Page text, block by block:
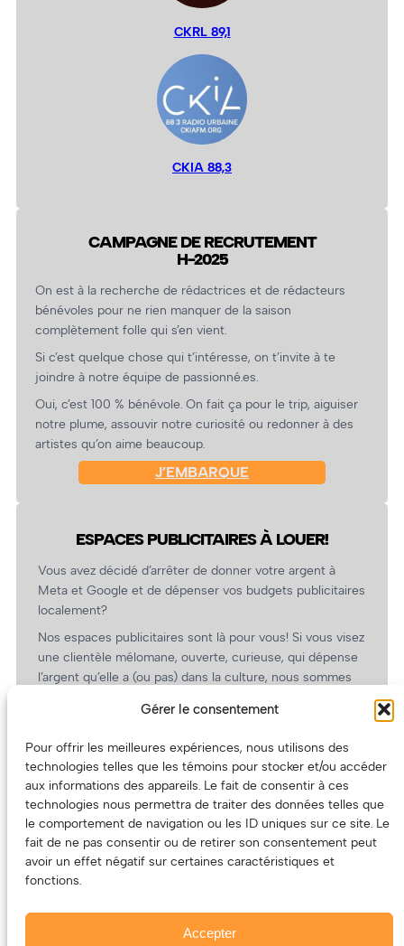
Gérer le consentement
Pour offrir les meilleures expériences, nous utilisons des
technologies telles que les témoins pour stocker et/ou accéder
aux informations des appareils. Le fait de consentir à ces
technologies nous permettra de traiter des données telles que
le comportement de navigation ou les ID uniques sur ce site. Le
fait de ne pas consentir ou de retirer son consentement peut
avoir un effet négatif sur certaines caractéristiques et
fonctions.
Accepter
CKRL 89,1
CKIA 88,3
CAMPAGNE DE RECRUTEMENT
H-2025
On est à la recherche de rédactrices et de rédacteurs
bénévoles pour ne rien manquer de la saison
complètement folle qui s’en vient.
Si c’est quelque chose qui t’intéresse, on t’invite à te
joindre à notre équipe de passionné.es.
Oui, c’est 100 % bénévole. On fait ça pour le trip, aiguiser
notre plume, assouvir notre curiosité ou redonner à des
artistes qu’on aime beaucoup.
J’EMBARQUE
ESPACES PUBLICITAIRES À LOUER!
Vous avez décidé d’arrêter de donner votre argent à
Meta et Google et de dépenser vos budgets publicitaires
localement?
Nos espaces publicitaires sont là pour vous! Si vous visez
une clientèle mélomane, ouverte, curieuse, qui dépense
l’argent qu’elle a (ou pas) dans la culture, nous sommes
revient.
(Oui, on va avoir des tarifs spéciaux pour vous, les
artistes!)